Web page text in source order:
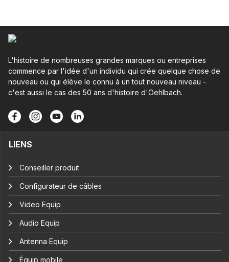
L'histoire de nombreuses grandes marques ou entreprises
commence par l'idée d'un individu qui crée quelque chose de
nouveau ou qui élève le connu à un tout nouveau niveau -
c'est aussi le cas des 50 ans d'histoire d'Oehlbach.
LIENS
Conseiller produit
Configurateur de câbles
Video Equip
Audio Equip
Antenna Equip
Équip mobile